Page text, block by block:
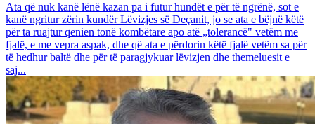
Ata që nuk kanë lënë kazan pa i futur hundët e për të ngrënë, sot e
kanë ngritur zërin kundër Lëvizjes së Deçanit, jo se ata e bëjnë këtë
për ta ruajtur qenien tonë kombëtare apo atë „tolerancë" vetëm me
fjalë, e me vepra aspak, dhe që ata e përdorin këtë fjalë vetëm sa për
të hedhur baltë dhe për të paragjykuar lëvizjen dhe themeluesit e
saj...